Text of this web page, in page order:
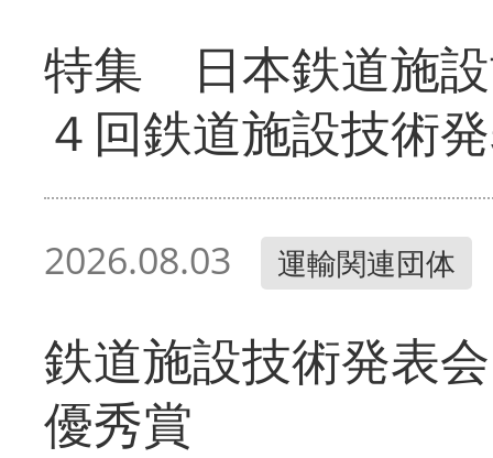
特集 日本鉄道施
４回鉄道施設技術
2026.08.03 運輸関連団体
鉄道施設技術発表
優秀賞